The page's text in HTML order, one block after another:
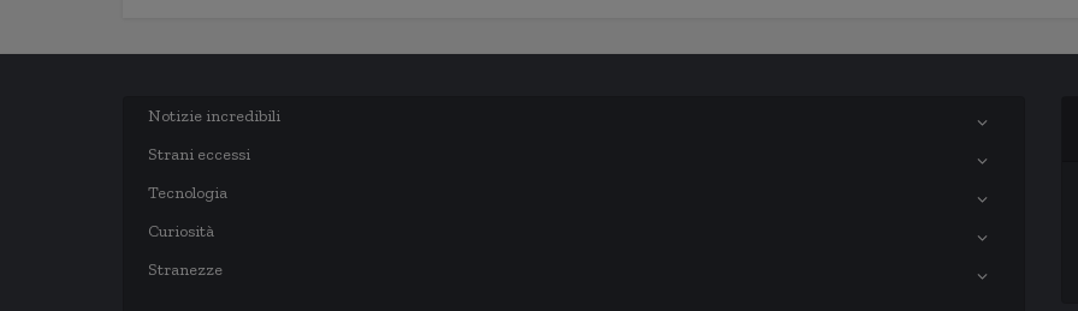
Notizie incredibili
Strani eccessi
Tecnologia
Curiosità
Stranezze